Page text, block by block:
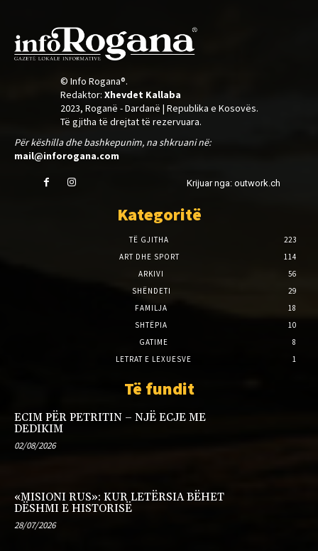
© Info Rogana®.
Redaktor: Xhevdet Kallaba
2023, Roganë - Dardanë | Republika e Kosovës.
Të gjitha të drejtat të rezervuara.
Për këshilla dhe bashkepunim, na shkruani në:
mail@inforogana.com
Krijuar nga: outwork.ch
Kategoritë
TË GJITHA
223
ART DHE SPORT
114
ARKIVI
56
SHËNDETI
29
FAMILJA
18
SHTËPIA
10
GATIME
8
LETRAT E LEXUESVE
1
Të fundit
ECIM PËR PETRITIN – NJË ECJE ME
DEDIKIM
02/08/2026
«MISIONI RUS»: KUR LETËRSIA BËHET
DËSHMI E HISTORISË
28/07/2026